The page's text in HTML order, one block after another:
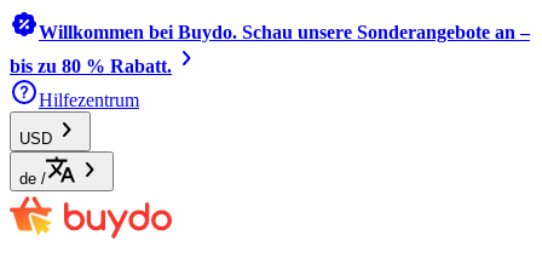
Willkommen bei Buydo. Schau unsere Sonderangebote an –
bis zu 80 % Rabatt.
Hilfezentrum
USD
de /